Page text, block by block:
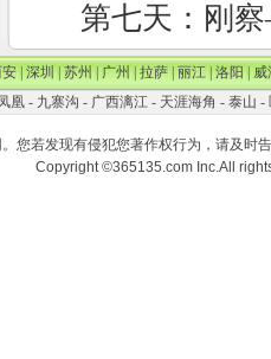
第七天：刚
|深圳|苏州|广州|拉萨|丽江|洛阳|威
凰- 九寨沟 - 广西漓江- 天涯海角 - 泰山 -
您若发现有侵犯您著作权行为，请及时
Copyright ©365135.com Inc.All